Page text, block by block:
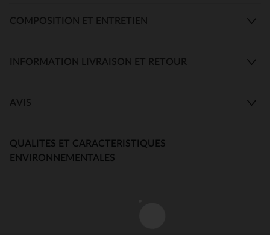
COMPOSITION ET ENTRETIEN
INFORMATION LIVRAISON ET RETOUR
AVIS
QUALITES ET CARACTERISTIQUES
ENVIRONNEMENTALES